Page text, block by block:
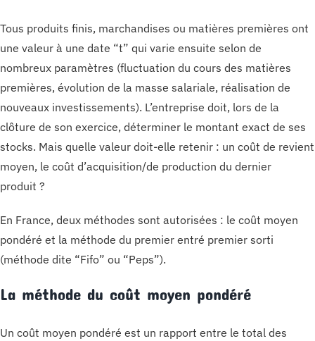
Tous produits finis, marchandises ou matières premières ont
une valeur à une date “t” qui varie ensuite selon de
nombreux paramètres (fluctuation du cours des matières
premières, évolution de la masse salariale, réalisation de
nouveaux investissements). L’entreprise doit, lors de la
clôture de son exercice, déterminer le montant exact de ses
stocks. Mais quelle valeur doit-elle retenir : un coût de revient
moyen, le coût d’acquisition/de production du dernier
produit ?
En France, deux méthodes sont autorisées : le coût moyen
pondéré et la méthode du premier entré premier sorti
(méthode dite “Fifo” ou “Peps”).
La méthode du coût moyen pondéré
Un coût moyen pondéré est un rapport entre le total des